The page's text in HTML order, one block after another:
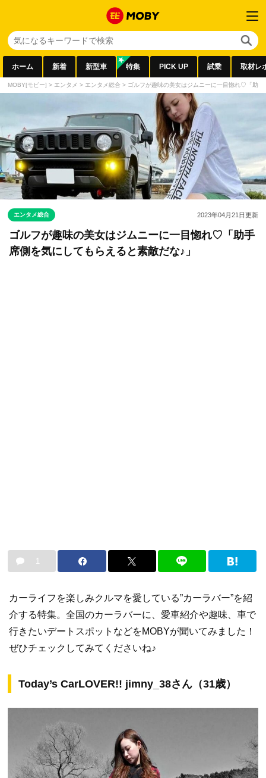
ホーム 新着 新型車 特集 PICK UP 試乗 取材レ
MOBY[モビー] > エンタメ > エンタメ総合 > ゴルフが趣味の美女はジムニーに一目惚れ♡「助
エンタメ総合 2023年04月21日更新
ゴルフが趣味の美女はジムニーに一目惚れ♡「助手
席側を気にしてもらえると素敵だな♪」
1
カーライフを楽しみクルマを愛している”カーラバー”を紹
介する特集。全国のカーラバーに、愛車紹介や趣味、車で
行きたいデートスポットなどをMOBYが聞いてみました！
ぜひチェックしてみてくださいね♪
Today’s CarLOVER!! jimny_38さん（31歳）